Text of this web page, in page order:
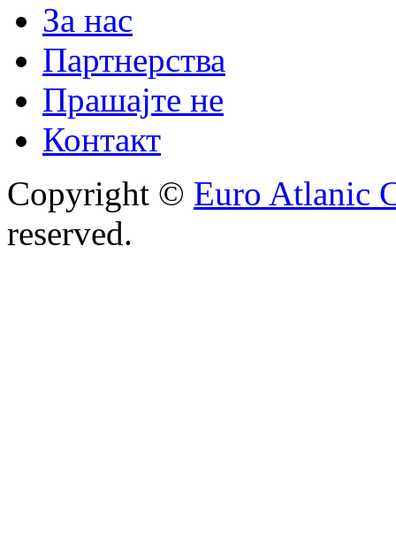
За нас
Партнерства
Прашајте не
Контакт
Copyright © Euro Atlanic
reserved.